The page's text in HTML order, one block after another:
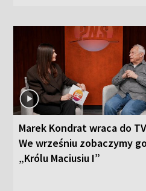
Marek Kondrat wraca do
We wrześniu zobaczymy
„Królu Maciusiu I”